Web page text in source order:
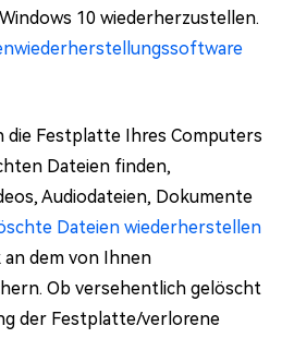
10 wiederherzustellen.
die Festplatte Ihres Computers
Dateien finden,
Audiodateien, Dokumente
Dateien wiederherstellen
dem von Ihnen
Ob versehentlich gelöscht
der Festplatte/verlorene